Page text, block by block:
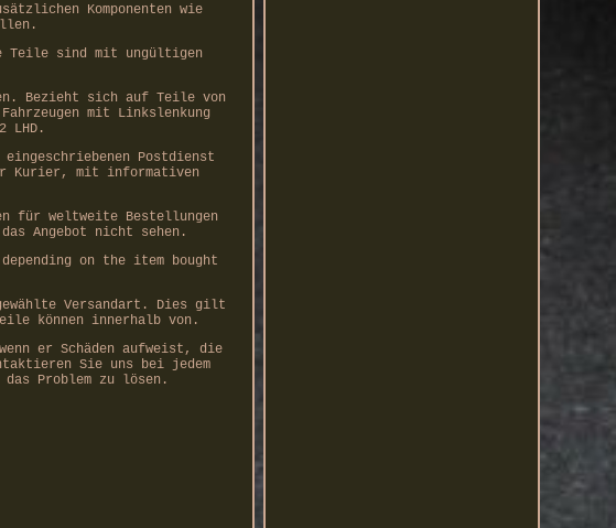
Komponenten wie
Teile sind mit ungültigen
Bezieht sich auf Teile von
mit Linkslenkung
LHD.
Postdienst
Kurier, mit informativen
für weltweite Bestellungen
Angebot nicht sehen.
on the item bought
Versandart. Dies gilt
können innerhalb von.
er Schäden aufweist, die
Sie uns bei jedem
das Problem zu lösen.